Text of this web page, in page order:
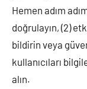
Hemen adım
doğrulayın, (2)
bildirin veya
kullanıcıları
alın.